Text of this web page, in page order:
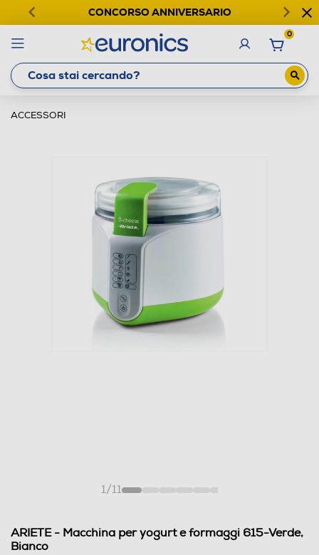
CONCORSO ANNIVERSARIO
0
ACCESSORI
1/11
ARIETE - Macchina per yogurt e formaggi 615-Verde,
Bianco